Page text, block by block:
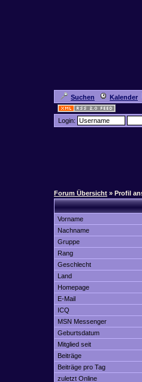
Suchen Kalender
Login:
Forum Übersicht » Profil
Vorname
Nachname
Gruppe
Rang
Geschlecht
Land
Homepage
E-Mail
ICQ
MSN Messenger
Geburtsdatum
Mitglied seit
Beiträge
Beiträge pro Tag
zuletzt Online